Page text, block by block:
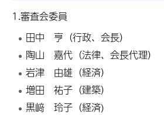
1.審査会委員
田中 亨（行政、会長）
陶山
嘉代（法律、会長代理）
岩津 由雄（経済）
増田 祐子（建築）
黒﨑 玲子（経済)